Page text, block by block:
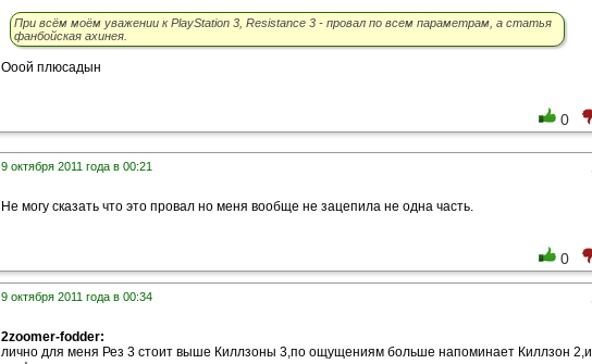
При всём моём уважении к PlayStation 3, Resistance 3 - провал по всем параметрам, а статья
фанбойская ахинея.
Ооой плюсадын
0
9 октября 2011 года в 00:21
Не могу сказать что это провал но меня вообще не зацепила не одна часть.
0
9 октября 2011 года в 00:34
2zoomer-fodder:
лично для меня Рез 3 стоит выше Киллзоны 3,по ощущениям больше напоминает Киллзон 2,и